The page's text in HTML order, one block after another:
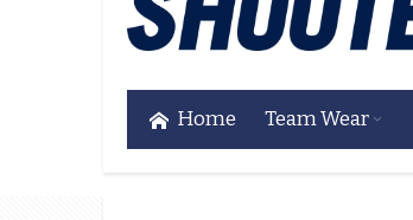
Home Team Wear